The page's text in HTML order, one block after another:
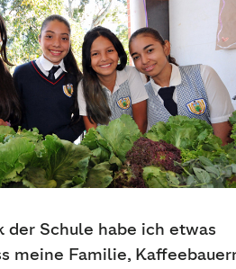
der Schule habe ich etwas
meine Familie,